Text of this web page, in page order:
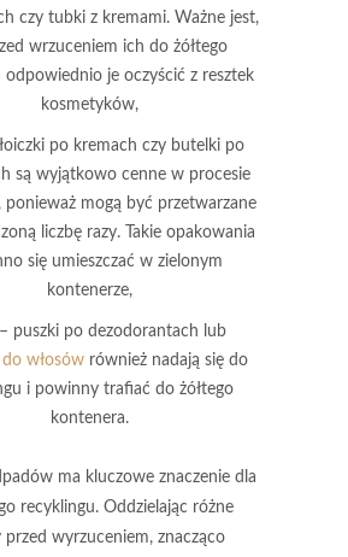
czy tubki z kremami. Ważne jest,
wrzuceniem ich do żółtego
odpowiednio je oczyścić z resztek
kosmetyków,
po kremach czy butelki po
są wyjątkowo cenne w procesie
ponieważ mogą być przetwarzane
liczbę razy. Takie opakowania
się umieszczać w zielonym
kontenerze,
– puszki po dezodorantach lub
włosów również nadają się do
i powinny trafiać do żółtego
kontenera.
ma kluczowe znaczenie dla
recyklingu. Oddzielając różne
przed wyrzuceniem, znacząco